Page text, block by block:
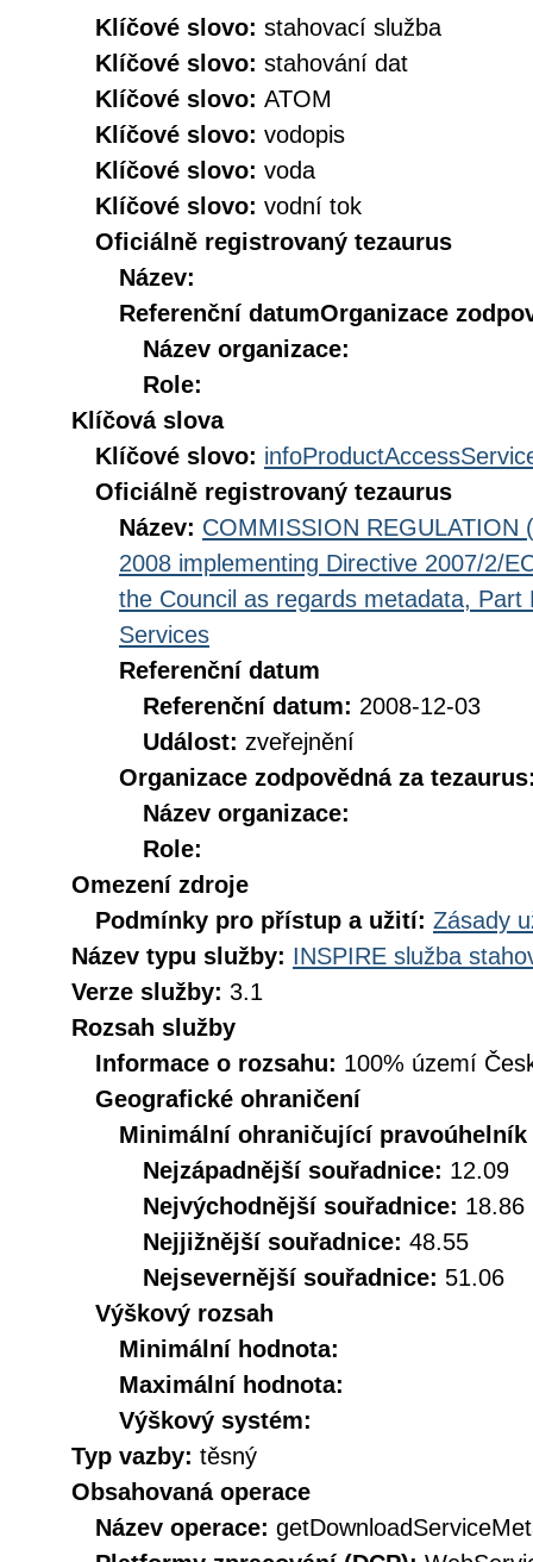
Klíčové slovo: stahovací služba
Klíčové slovo: stahování dat
Klíčové slovo: ATOM
Klíčové slovo: vodopis
Klíčové slovo: voda
Klíčové slovo: vodní tok
Oficiálně registrovaný tezaurus
Název:
Referenční datumOrganizace
Název organizace:
Role:
Klíčová slova
Klíčové slovo:
Oficiálně registrovaný tezaurus
Název: COMMISSION REGULATION
2008 implementing Directive 2007/2/
the Council as regards metadata,
Services
Referenční datum
Referenční datum: 2008-12-03
Událost: zveřejnění
Organizace zodpovědná za
Název organizace:
Role:
Omezení zdroje
Podmínky pro přístup a užití: Zásady
Název typu služby: INSPIRE služba
Verze služby: 3.1
Rozsah služby
Informace o rozsahu: 100% území
Geografické ohraničení
Minimální ohraničující pravoúhelník
Nejzápadnější souřadnice: 12.09
Nejvýchodnější souřadnice: 18.86
Nejjižnější souřadnice: 48.55
Nejsevernější souřadnice: 51.06
Výškový rozsah
Minimální hodnota:
Maximální hodnota:
Výškový systém:
Typ vazby: těsný
Obsahovaná operace
Název operace: